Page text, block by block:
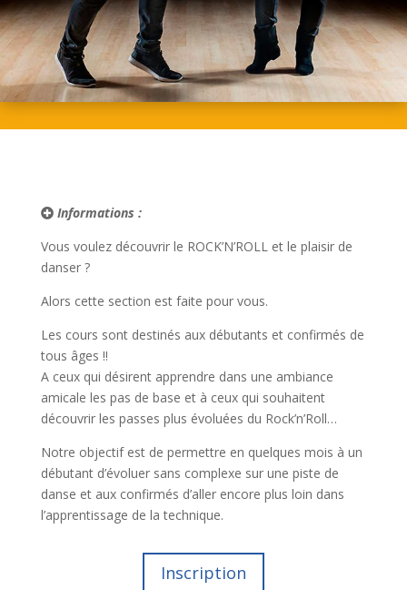
Informations :
Vous voulez découvrir le ROCK’N’ROLL et le plaisir de
danser ?
Alors cette section est faite pour vous.
Les cours sont destinés aux débutants et confirmés de
tous âges !!
A ceux qui désirent apprendre dans une ambiance
amicale les pas de base et à ceux qui souhaitent
découvrir les passes plus évoluées du Rock’n’Roll…
Notre objectif est de permettre en quelques mois à un
débutant d’évoluer sans complexe sur une piste de
danse et aux confirmés d’aller encore plus loin dans
l’apprentissage de la technique.
Inscription